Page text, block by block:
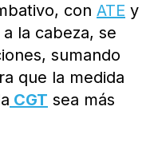
con ATE y
la cabeza, se
sumando
que la medida
CGT sea más